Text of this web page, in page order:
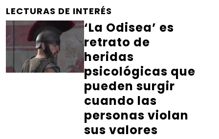
LECTURAS DE INTERÉS
‘La Odisea’ es
retrato de
heridas
psicológicas que
pueden surgir
cuando las
personas violan
sus valores